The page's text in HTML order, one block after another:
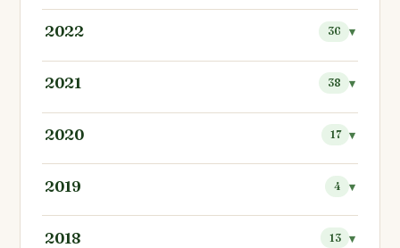
2022 36
2021 38
2020 17
2019 4
2018 13